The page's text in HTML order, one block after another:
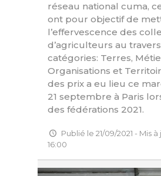
réseau national cuma,
ont pour objectif de
l’effervescence des
d’agriculteurs au
catégories: Terres,
Organisations et
des prix a eu lieu ce
21 septembre à Paris
des fédérations 2021.
Publié le 21/09/2021 - Mis à
16:00